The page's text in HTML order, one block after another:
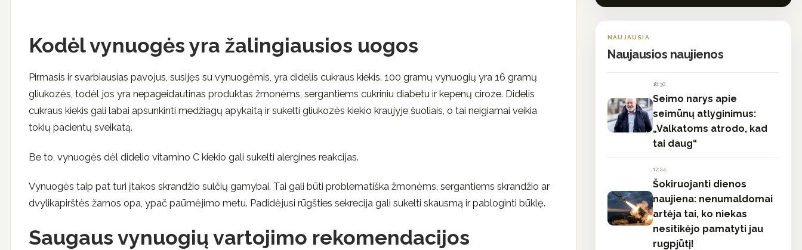
Kodėl vynuogės yra žalingiausios uogos
Pirmasis ir svarbiausias pavojus, susijęs su vynuogėmis, yra didelis cukraus kiekis. 100 gramų vynuogių yra 16 gramų
gliukozės, todėl jos yra nepageidautinas produktas žmonėms, sergantiems cukriniu diabetu ir kepenų ciroze. Didelis
cukraus kiekis gali labai apsunkinti medžiagų apykaitą ir sukelti gliukozės kiekio kraujyje šuoliais, o tai neigiamai veikia
tokių pacientų sveikatą.
Be to, vynuogės dėl didelio vitamino C kiekio gali sukelti alergines reakcijas.
Vynuogės taip pat turi įtakos skrandžio sulčių gamybai. Tai gali būti problematiška žmonėms, sergantiems skrandžio ar
dvylikapirštės žarnos opa, ypač paūmėjimo metu. Padidėjusi rūgšties sekrecija gali sukelti skausmą ir pabloginti būklę.
Saugaus vynuogių vartojimo rekomendacijos
NAUJAUSIA
Naujausios naujienos
18:30
Seimo narys apie
seimūnų atlyginimus:
„Valkatoms atrodo, kad
tai daug“
17:24
Šokiruojanti dienos
naujiena: nenumaldomai
artėja tai, ko niekas
nesitikėjo pamatyti jau
rugpjūtį!